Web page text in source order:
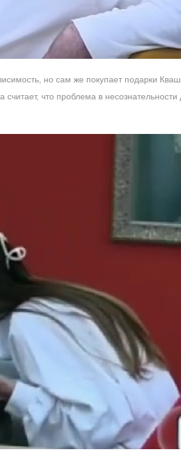
но сам же покупает подарки
что проблема в